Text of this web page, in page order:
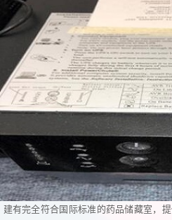
建有完全符合国际标准的药品储藏室，